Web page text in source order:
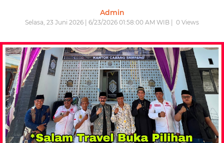
Admin
Selasa, 23 Juni 2026 | 6/23/2026 01:58:00 AM WIB | 0 Views